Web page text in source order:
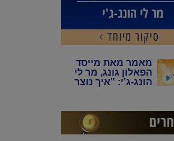
מאמר מאת מייסד
הפאלון גונג, מר לי
הונג-ג'י: "איך נוצר